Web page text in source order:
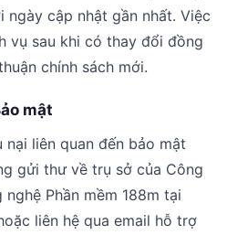
cập nhật gần nhất. Việc
vụ sau khi có thay đổi đồng
chính sách mới.
mật
liên quan đến bảo mật
gửi thư về trụ sở của Công
Phần mềm 188m tại
liên hệ qua email hỗ trợ